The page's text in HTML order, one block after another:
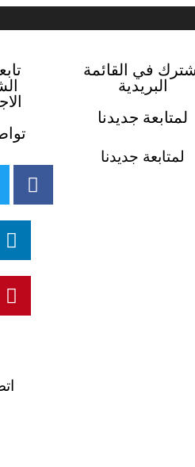
في القائمة
البريدية
لمتابعة جديدنا
لمتابعة جديدنا